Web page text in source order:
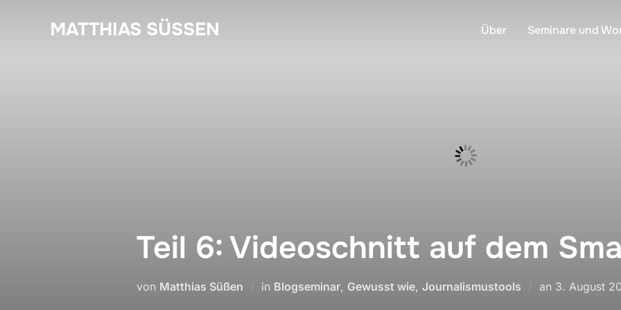
MATTHIAS SÜSSEN Über Seminare und
Teil 6: Videoschnitt auf dem
von Matthias Süßen in Blogseminar, Gewusst wie, Journalismustools an 3. August